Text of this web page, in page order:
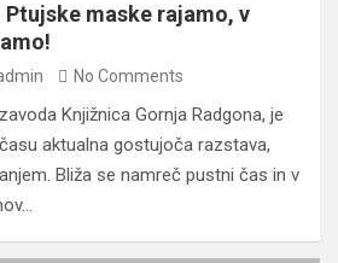
Ptujske maske rajamo, v
No Comments
Knjižnica Gornja Radgona, je
aktualna gostujoča razstava,
Bliža se namreč pustni čas in v